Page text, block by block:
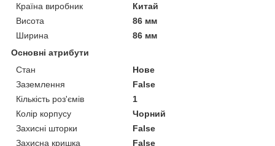
Країна виробник
Китай
Висота
86 мм
Ширина
86 мм
Основні атрибути
Стан
Нове
Заземлення
False
Кількість роз'ємів
1
Колір корпусу
Чорний
Захисні шторки
False
Захисна кришка
False